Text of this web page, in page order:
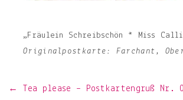
„Fräulein Schreibschön * Miss
Originalpostkarte: Farchant,
Beitragsnavigation
← Tea please – Postkartengruß Nr.